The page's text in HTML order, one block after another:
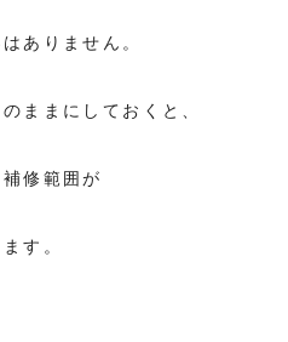
ありません。
ままにしておくと、
修範囲が
す。